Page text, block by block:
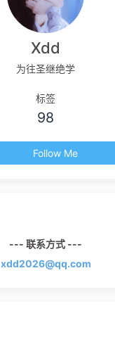
Xdd
为往圣继绝学
标签
98
Follow Me
--- 联系方式 ---
xdd2026@qq.com